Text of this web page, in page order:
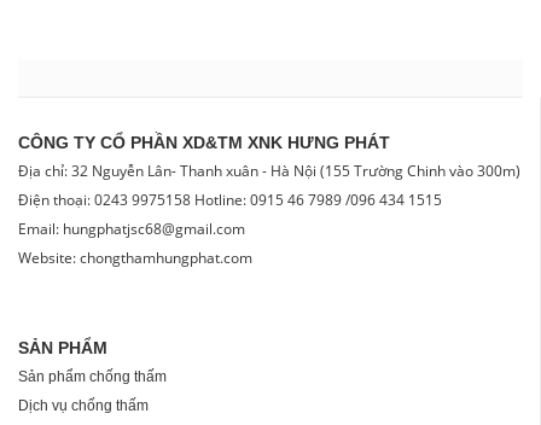
CÔNG TY CỔ PHẦN XD&TM XNK HƯNG PHÁT
Địa chỉ: 32 Nguyễn Lân- Thanh xuân - Hà Nội (155 Trường Chinh vào 300m)
Điện thoại: 0243 9975158 Hotline: 0915 46 7989 /096 434 1515
Email: hungphatjsc68@gmail.com
Website: chongthamhungphat.com
SẢN PHẨM
Sản phẩm chống thấm
Dịch vụ chống thấm